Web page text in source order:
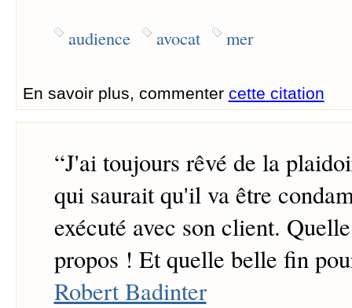
audience avocat mer
En savoir plus, commenter cette citation
“J'ai toujours rêvé de la
qui saurait qu'il va être
exécuté avec son client.
propos ! Et quelle belle fin
Robert Badinter